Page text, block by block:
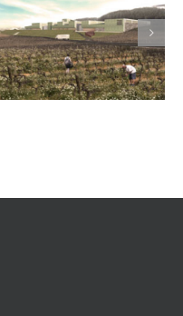
Cavas Portell,
nueva bodega